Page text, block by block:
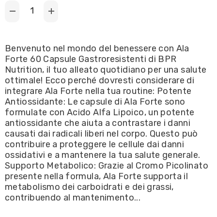
Decrease
-
ALA
FORTE
/
Acido
Alfa-
Lipoico
60caps
Gastroresistenti
DRCAPS
Increase
Nutrition
ALA
FORTE
Acido
Alfa-
Lipoico
60caps
Gastroresistenti
DRCAPS
Benvenuto nel mondo del benessere con Ala
Forte 60 Capsule Gastroresistenti di BPR
Nutrition, il tuo alleato quotidiano per una salute
ottimale! Ecco perché dovresti considerare di
integrare Ala Forte nella tua routine: Potente
Antiossidante: Le capsule di Ala Forte sono
formulate con Acido Alfa Lipoico, un potente
antiossidante che aiuta a contrastare i danni
causati dai radicali liberi nel corpo. Questo può
contribuire a proteggere le cellule dai danni
ossidativi e a mantenere la tua salute generale.
Supporto Metabolico: Grazie al Cromo Picolinato
presente nella formula, Ala Forte supporta il
metabolismo dei carboidrati e dei grassi,
contribuendo al mantenimento...